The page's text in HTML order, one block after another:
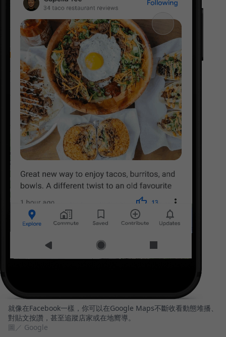
就像在Facebook一樣，你可以在Google Maps不斷收看動態堆播、
對貼文按讚，甚至追蹤店家或在地嚮導。
圖／ Google